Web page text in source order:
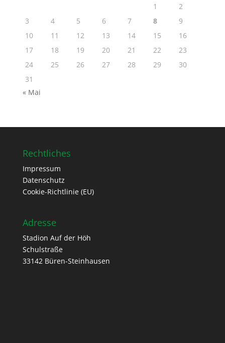
1
2
3
4 5 6 7 8
9
10
11 12 13 14 15
16
17
18 19 20 21 22
23
24
25 26 27 28 29
30
31
« Mai
Rechtliches
Impressum
Datenschutz
Cookie-Richtlinie (EU)
Adresse
Stadion Auf der Höh
Schulstraße
33142 Büren-Steinhausen